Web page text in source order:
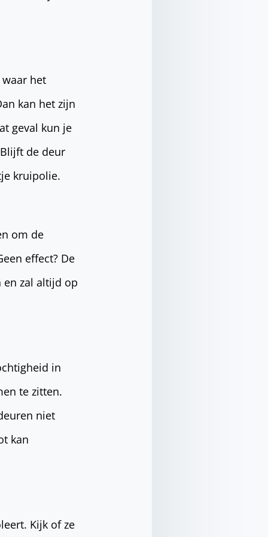
het
kan het zijn
geval kun je
de deur
kruipolie.
om de
effect? De
zal altijd op
in
te zitten.
niet
kan
Kijk of ze